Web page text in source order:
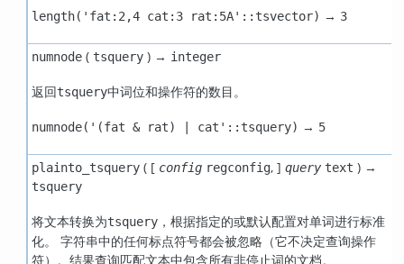
length('fat:2,4 cat:3 rat:5A'::tsvector) → 3
numnode( tsquery) → integer
返回tsquery中词位和操作符的数目。
numnode('(fat & rat) | cat'::tsquery) → 5
plainto_tsquery( [ config regconfig, ] query text ) →
tsquery
将文本转换为tsquery，根据指定的或默认配置对单词进行标准
化。 字符串中的任何标点符号都会被忽略（它不决定查询操作
符）。结果查询匹配文本中包含所有非停止词的文档。